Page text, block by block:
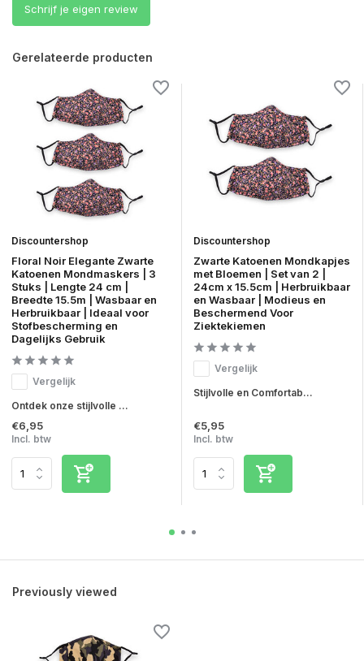
Schrijf je eigen review
Gerelateerde producten
Discountershop
Floral Noir Elegante Zwarte
Katoenen Mondmaskers | 3
Stuks | Lengte 24 cm |
Breedte 15.5m | Wasbaar en
Herbruikbaar | Ideaal voor
Stofbescherming en
Dagelijks Gebruik
Vergelijk
Ontdek onze stijlvolle ...
€6,95
Incl. btw
Discountershop
Zwarte Katoenen Mondkapjes
met Bloemen | Set van 2 |
24cm x 15.5cm | Herbruikbaar
en Wasbaar | Modieus en
Beschermend Voor
Ziektekiemen
Vergelijk
Stijlvolle en Comfortab...
€5,95
Incl. btw
Previously viewed